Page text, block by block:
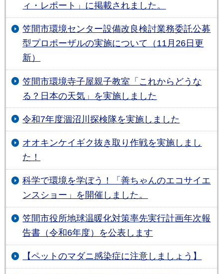
ィ・レポート」に掲載されました。
笠間市環境センター設備改良検討業務委託公募
型プロポーザルの実施について（11月26日更
新）
笠間市環境寺子屋親子教室「これからどうな
る？日本の天気」を実施しました
令和7年度涸沼川探検隊を実施しました
オオキンケイギク抜き取り作戦を実施しまし
た！
科学で環境を学ぼう！「善ちゃんのエコサイエ
ンスショー」を開催しました。
笠間市役所地球温暖化対策率先実行計画年次報
告書（令和6年度）を公表します
【ペットのマダニ感染症に注意しましょう】